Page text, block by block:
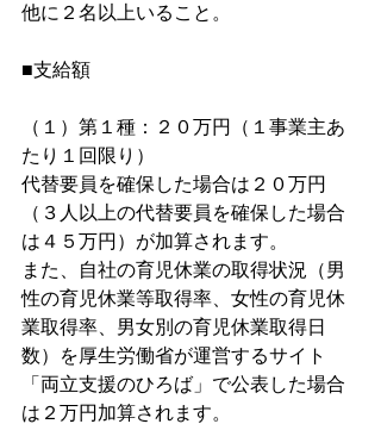
他に２名以上いること。
■支給額
（１）第１種：２０万円（１事業主あ
たり１回限り）
代替要員を確保した場合は２０万円
（３人以上の代替要員を確保した場合
は４５万円）が加算されます。
また、自社の育児休業の取得状況（男
性の育児休業等取得率、女性の育児休
業取得率、男女別の育児休業取得日
数）を厚生労働省が運営するサイト
「両立支援のひろば」で公表した場合
は２万円加算されます。